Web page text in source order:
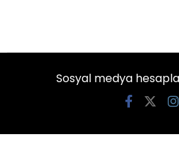
Sosyal medya